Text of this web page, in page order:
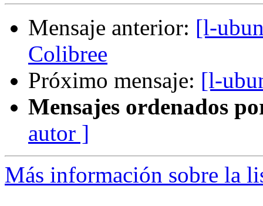
Mensaje anterior: [l-
Colibree
Próximo mensaje: [l-
Mensajes ordenados
autor ]
Más información sobre la